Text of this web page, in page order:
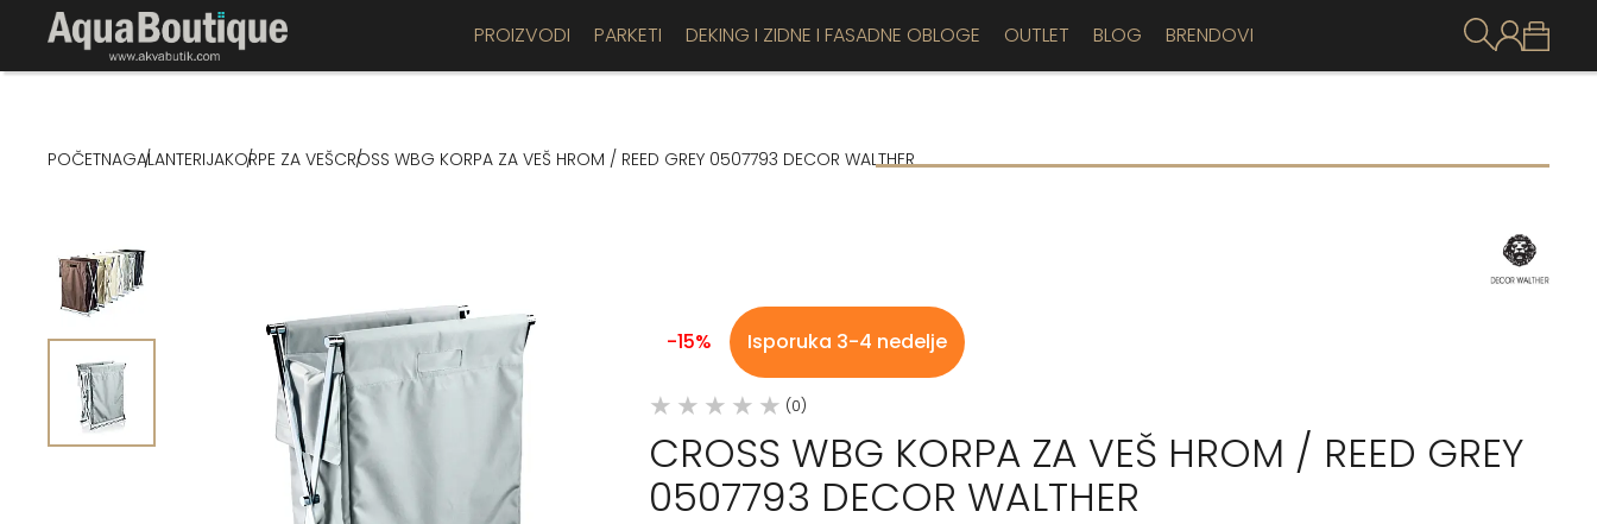
PROIZVODI PARKETI DEKING I ZIDNE I FASADNE OBLOGE OUTLET BLOG BRENDOVI
POČETNAGALANTERIJAKORPE ZA VEŠCROSS WBG KORPA ZA VEŠ HROM / REED GREY 0507793 DECOR WALTHER
-15% Isporuka 3-4 nedelje
(0)
CROSS WBG KORPA ZA VEŠ HROM / REED GREY
0507793 DECOR WALTHER